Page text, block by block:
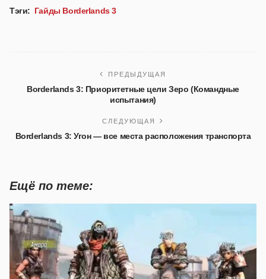
Тэги: Гайды Borderlands 3
ПРЕДЫДУЩАЯ
Borderlands 3: Приоритетные цели Зеро (Командные
испытания)
СЛЕДУЮЩАЯ
Borderlands 3: Угон — все места расположения транспорта
Ещё по теме: